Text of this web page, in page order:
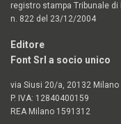
registro stampa Tribunale di
n. 822 del 23/12/2004
Editore
Font Srl a socio unico
via Siusi 20/a, 20132 Milano
P. IVA: 12840400159
REA Milano 1591312